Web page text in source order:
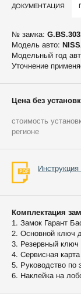
ДОКУМЕНТАЦИЯ
№ замка:
Модель авто:
Модельный год
Уточнение
Цена без
стоимость
регионе
Инструкция
Комплектация
1. Замок Гарант
2. Основной ключ
3. Резервный ключ
4. Сервисная
5. Руководство по
6. Наклейка на